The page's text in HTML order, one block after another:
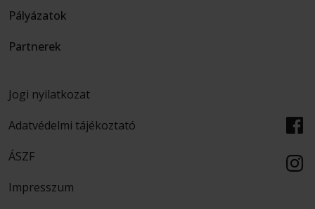
Pályázatok
Partnerek
Jogi nyilatkozat
Adatvédelmi tájékoztató
ÁSZF
Impresszum